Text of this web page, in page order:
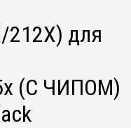
212X) для
(С ЧИПОМ)